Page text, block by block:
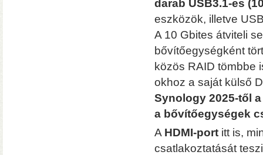
• Hardver RAID-es
csatlakozás (10 Gbit/sec)
kapacitással • 3×M.2
darab USB3.1-es
eszközök, illetve
A 10 Gbites átviteli
bővítőegységként
közös RAID tömbbe
okhoz a saját külső
Synology 2025-től
a bővítőegységek
A HDMI-port itt is,
csatlakoztatását